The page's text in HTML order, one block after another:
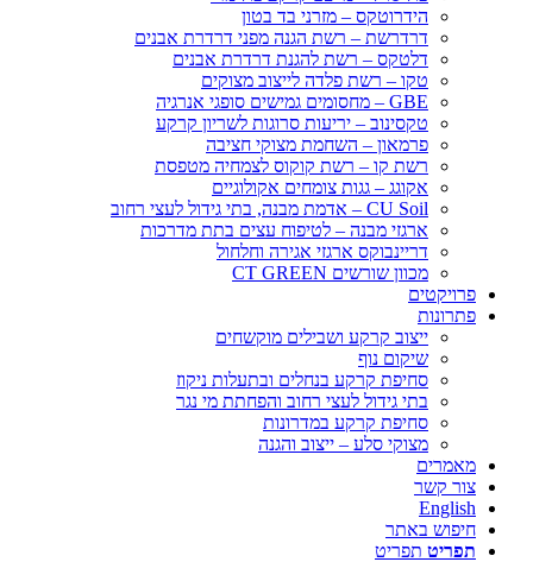
הידרוטקס – מזרני בד בטון
דרדרשת – רשת הגנה מפני דרדרת אבנים
דלטקס – רשת להגנת דרדרת אבנים
טקו – רשת פלדה לייצוב מצוקים
GBE – מחסומים גמישים סופגי אנרגיה
טקסינוב – יריעות סרוגות לשריון קרקע
פרמאון – השחמת מצוקי חציבה
רשת קו – רשת קוקוס לצמחיה מטפסת
אקוגג – גגות צומחים אקולוגיים
CU Soil – אדמת מבנה, בתי גידול לעצי רחוב
ארגזי מבנה – לטיפוח עצים בתת מדרכות
דריינבוקס ארגזי אגירה וחלחול
מכוון שורשים CT GREEN
פרויקטים
פתרונות
ייצוב קרקע ושבילים מוקשחים
שיקום נוף
סחיפת קרקע בנחלים ובתעלות ניקוז
בתי גידול לעצי רחוב והפחתת מי נגר
סחיפת קרקע במדרונות
מצוקי סלע – ייצוב והגנה
מאמרים
צור קשר
English
חיפוש באתר
תפריט תפריט